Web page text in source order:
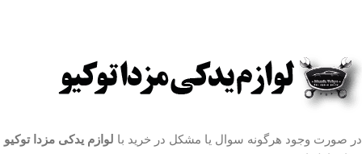
در صورت وجود هرگونه سوال یا مشکل در خرید با لوازم یدکی مزدا توکیو